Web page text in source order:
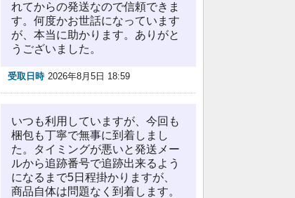
れてからの発送なので信頼できま
す。何度かお世話になっています
が、本当に助かります。ありがと
うございました。
受取日時 2026年8月5日 18:59
いつも利用していますが、今回も
梱包も丁寧で無事に到着しまし
た。タイミングが悪いと発送メー
ルから追跡番号で追跡出来るよう
になるまで5日程掛かりますが、
商品自体は問題なく到着します。